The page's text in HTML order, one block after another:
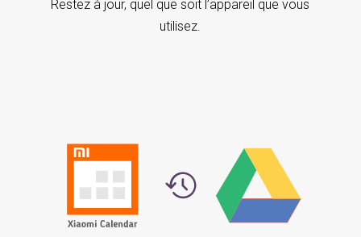
Restez à jour, quel que soit l’appareil que vous
utilisez.